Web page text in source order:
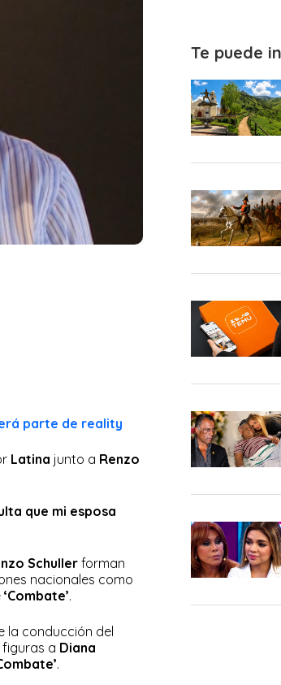
parte de reality
Latina junto a Renzo
que mi esposa
Schuller forman
nacionales como
‘Combate’.
la conducción del
a Diana
.
Te puede